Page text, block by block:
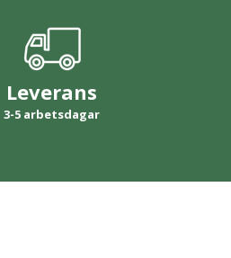
Leverans
3-5 arbetsdagar